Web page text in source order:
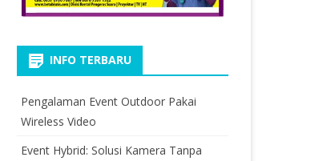
INFO TERBARU
Pengalaman Event Outdoor Pakai
Wireless Video
Event Hybrid: Solusi Kamera Tanpa